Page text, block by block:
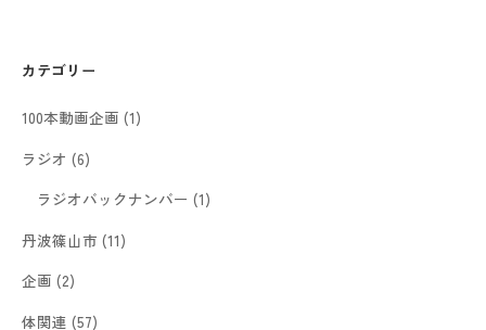
カテゴリー
100本動画企画 (1)
ラジオ (6)
ラジオバックナンバー (1)
丹波篠山市 (11)
企画 (2)
体関連 (57)